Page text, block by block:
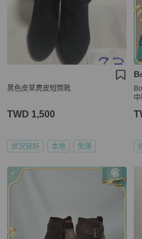
黑色皮草麂皮短筒靴
TWD 1,500
狀況良好 本地 免運